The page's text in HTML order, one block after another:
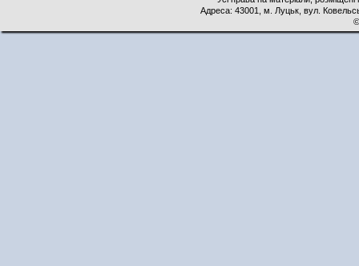
Адреса: 43001, м. Луцьк, вул.